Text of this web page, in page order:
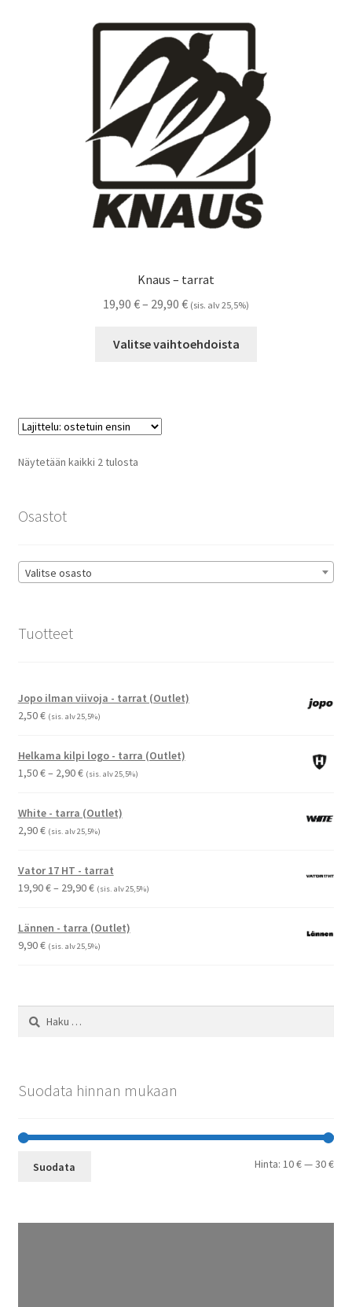
tuotteen
sivulla.
Knaus – tarrat
19,90 €– 29,90 €Hintaluokka:
-
(sis. alv 25,5%)
Valitse vaihtoehdoista
Näytetään kaikki 2 tulostaSuosituimmat
Osastot
Valitse osasto
Tuotteet
Jopo ilman viivoja - tarrat (Outlet)
2,50€ (sis. alv 25,5%)
Helkama kilpi logo - tarra (Outlet)
1,50€– 2,90€Hintaluokka:
-
2,90 €
(sis. alv 25,5%)
White - tarra (Outlet)
2,90€ (sis. alv 25,5%)
Vator 17 HT - tarrat
19,90€– 29,90€Hintaluokka:
-
29,90 €
(sis. alv 25,5%)
Lännen - tarra (Outlet)
9,90€ (sis. alv 25,5%)
Haku:
Suodata hinnan mukaan
Suodata Hinta:10 €—30 €